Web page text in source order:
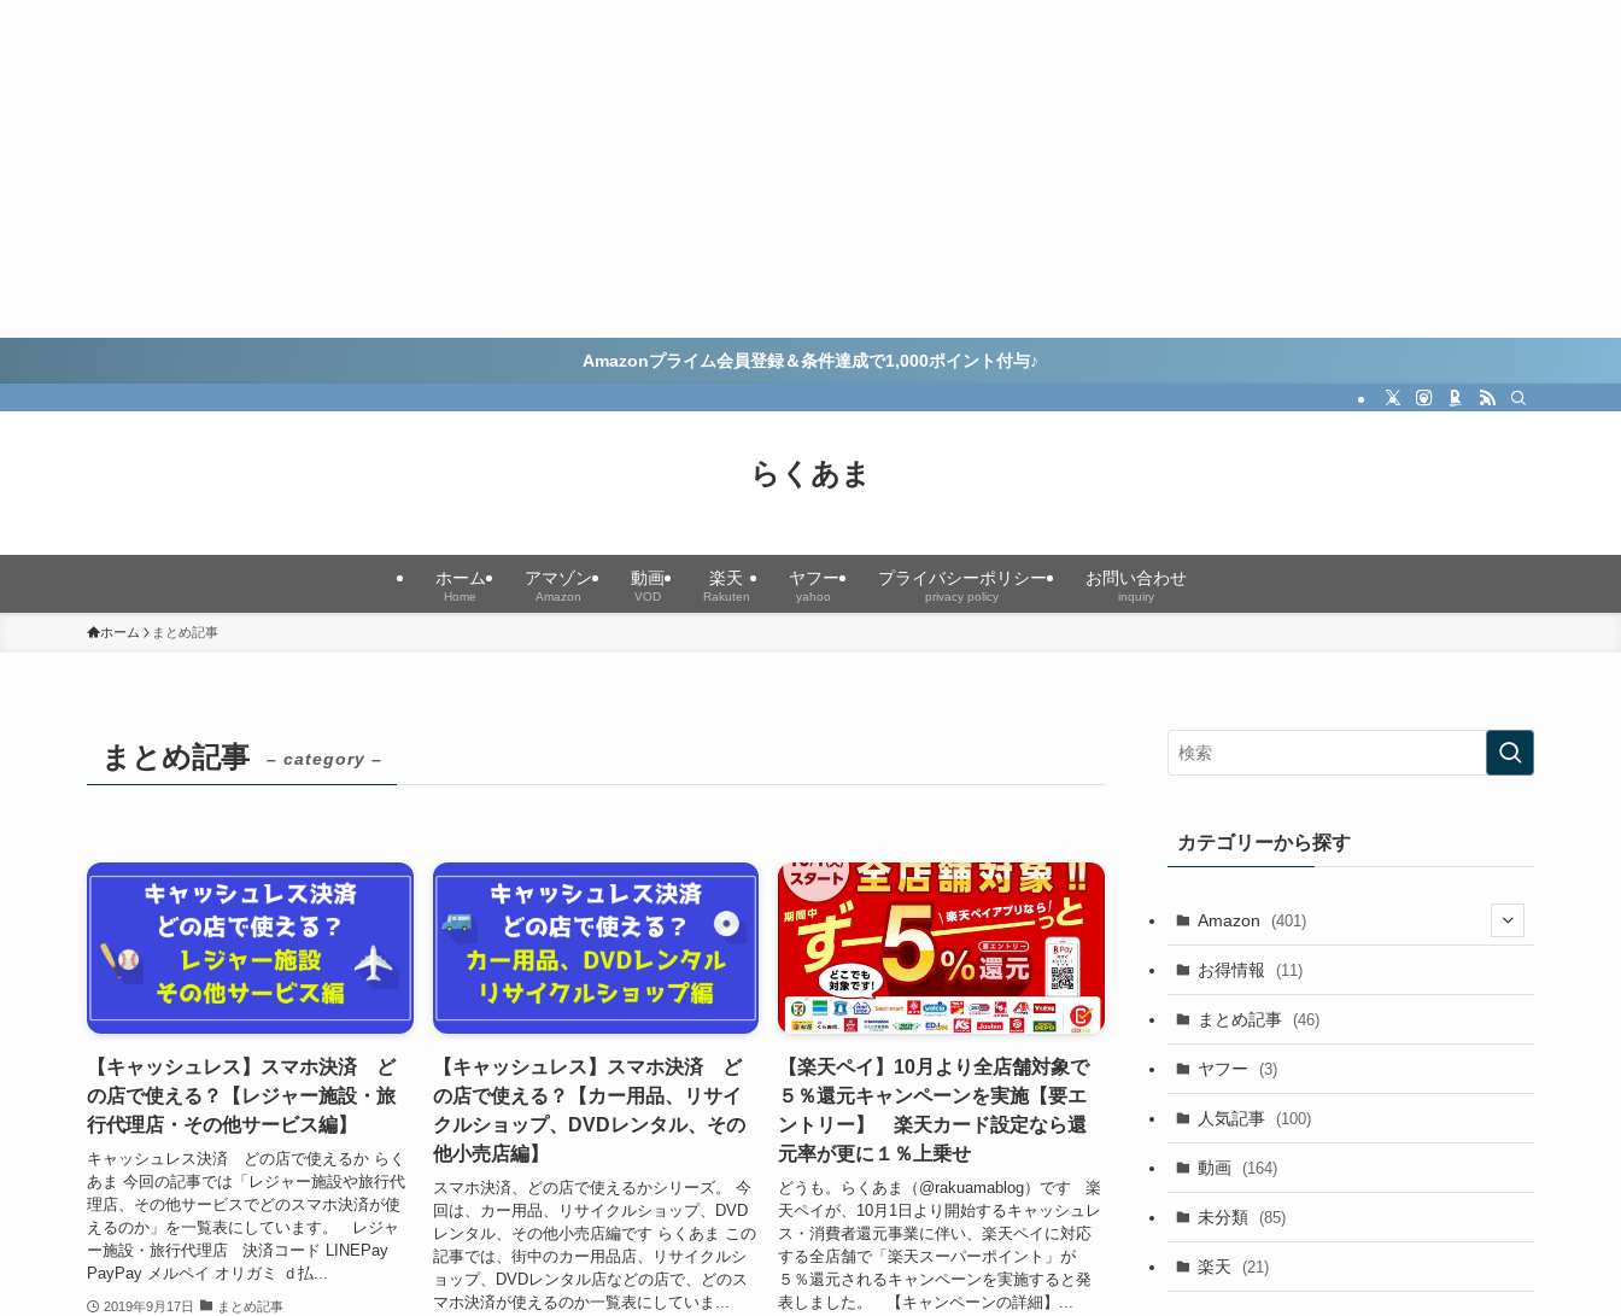
Amazonプライム会員登録＆条件達成で1,000ポイント付与♪
らくあま
ホーム
Home
アマゾン
Amazon
動画
VOD
楽天
Rakuten
ヤフー
yahoo
プライバシーポリシー
privacy policy
お問い合わせ
inquiry
ホーム まとめ記事
まとめ記事 – category –
【キャッシュレス】スマホ決済 ど
の店で使える？【レジャー施設・旅
行代理店・その他サービス編】
キャッシュレス決済 どの店で使えるか らく
あま 今回の記事では「レジャー施設や旅行代
理店、その他サービスでどのスマホ決済が使
えるのか」を一覧表にしています。 レジャ
ー施設・旅行代理店 決済コード LINEPay
PayPay メルペイ オリガミ ｄ払...
2019年9月17日 まとめ記事
【キャッシュレス】スマホ決済 ど
の店で使える？【カー用品、リサイ
クルショップ、DVDレンタル、その
他小売店編】
スマホ決済、どの店で使えるかシリーズ。 今
回は、カー用品、リサイクルショップ、DVD
レンタル、その他小売店編です らくあま この
記事では、街中のカー用品店、リサイクルシ
ョップ、DVDレンタル店などの店で、どのス
マホ決済が使えるのか一覧表にしていま...
【楽天ペイ】10月より全店舗対象で
５％還元キャンペーンを実施【要エ
ントリー】 楽天カード設定なら還
元率が更に１％上乗せ
どうも。らくあま（@rakuamablog）です 楽
天ペイが、10月1日より開始するキャッシュレ
ス・消費者還元事業に伴い、楽天ペイに対応
する全店舗で「楽天スーパーポイント」が
５％還元されるキャンペーンを実施すると発
表しました。 【キャンペーンの詳細】...
カテゴリーから探す
Amazon (401)
(105)
(186)
お得情報 (11)
まとめ記事 (46)
ヤフー (3)
人気記事 (100)
動画 (164)
未分類 (85)
楽天 (21)